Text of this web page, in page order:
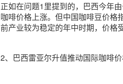
正如在问题1里提到的，巴西今年
咖啡价格上涨。但中国咖啡豆价格
前产业较为稳定的年中时期，价格
2、巴西雷亚尔升值推动国际咖啡